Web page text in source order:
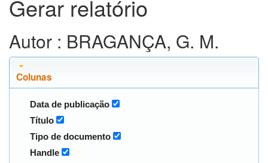
Gerar relatório
Autor : BRAGANÇA, G. M.
Colunas
Data de publicação
Título
Tipo de documento
Handle